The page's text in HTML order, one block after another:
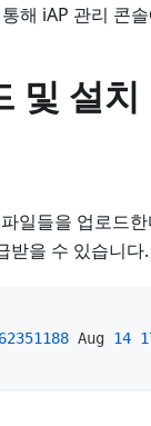
해 iAP 관리 콘
및 설치
일들을 업로드한
받을 수 있습니다.
Aug 14